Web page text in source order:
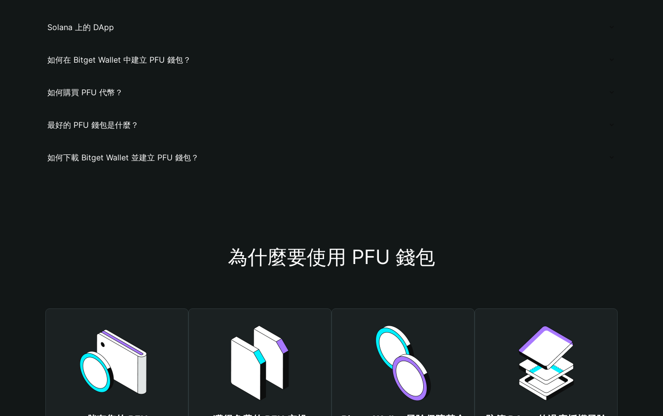
Solana 上的 DApp
如何在 Bitget Wallet 中建立 PFU 錢包？
如何購買 PFU 代幣？
最好的 PFU 錢包是什麼？
如何下載 Bitget Wallet 並建立 PFU 錢包？
為什麼要使用 PFU 錢包